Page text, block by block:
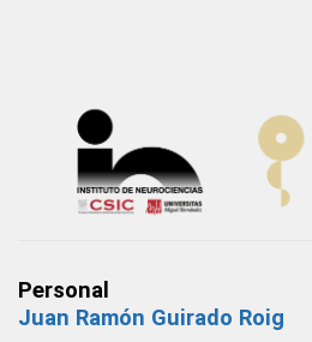
Personal
Juan Ramón Guirado Roig